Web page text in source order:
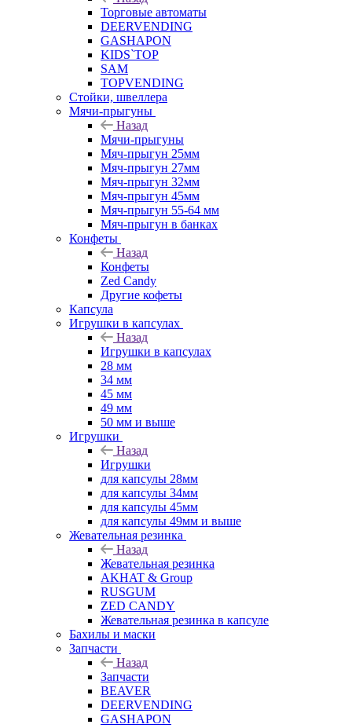
Торговые автоматы
DEERVENDING
GASHAPON
KIDS`TOP
SAM
TOPVENDING
Стойки, швеллера
Мячи-прыгуны
Назад
Мячи-прыгуны
Мяч-прыгун 25мм
Мяч-прыгун 27мм
Мяч-прыгун 32мм
Мяч-прыгун 45мм
Мяч-прыгун 55-64 мм
Мяч-прыгун в банках
Конфеты
Назад
Конфеты
Zed Candy
Другие кофеты
Капсула
Игрушки в капсулах
Назад
Игрушки в капсулах
28 мм
34 мм
45 мм
49 мм
50 мм и выше
Игрушки
Назад
Игрушки
для капсулы 28мм
для капсулы 34мм
для капсулы 45мм
для капсулы 49мм и выше
Жевательная резинка
Назад
Жевательная резинка
AKHAT & Group
RUSGUM
ZED CANDY
Жевательная резинка в капсуле
Бахилы и маски
Запчасти
Назад
Запчасти
BEAVER
DEERVENDING
GASHAPON